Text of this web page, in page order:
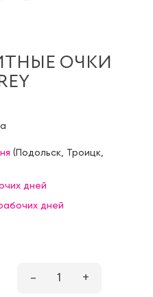
ОЧКИ
(Подольск Троицк
дней
дней
– 1 +